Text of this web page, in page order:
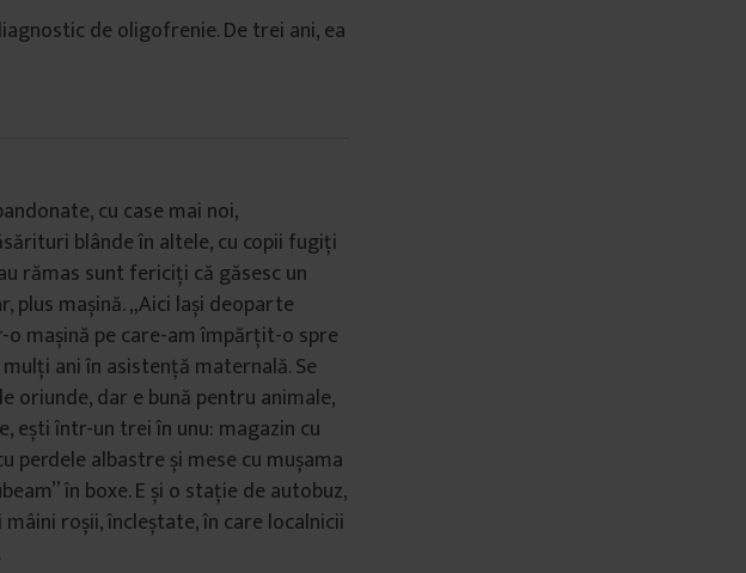
de oligofrenie. De trei ani, ea
cu case mai noi,
blânde în altele, cu copii fugiți
rămas sunt fericiți că găsesc un
plus mașină. „Aici lași deoparte
mașină pe care-am împărțit-o spre
ani în asistență maternală. Se
oriunde, dar e bună pentru animale,
ești într-un trei în unu: magazin cu
perdele albastre și mese cu mușama
în boxe. E și o stație de autobuz,
roșii, încleștate, în care localnicii